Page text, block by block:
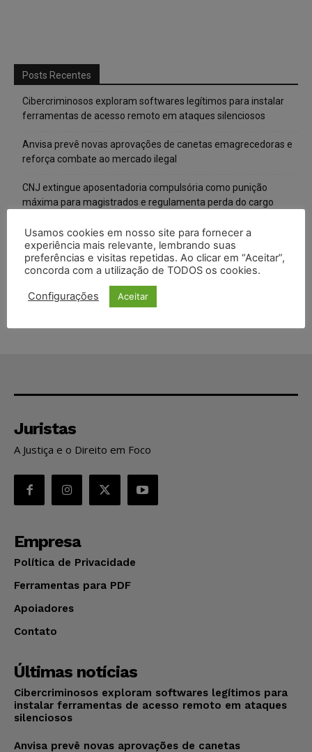
Posts Recentes
Cibercriminosos exploram softwares legítimos para instalar
ferramentas de acesso remoto em ataques silenciosos
Anvisa prevê novas aprovações de canetas emagrecedoras e
reforça combate ao mercado ilegal
CNJ extingue aposentadoria compulsória como punição
máxima para magistrados e regulamenta perda do cargo
Justiça de SP rejeita ação da família de Alexandre de Moraes
contra senador Alessandro Vieira
Conselho Nacional de Justiça determina afastamento da juíza
Gabriela Hardt por dois anos
Juristas
A Justiça e o Direito em Foco
Empresa
Política de Privacidade
Ferramentas para PDF
Apoiadores
Contato
Últimas notícias
Cibercriminosos exploram softwares legítimos para
instalar ferramentas de acesso remoto em ataques
silenciosos
Anvisa prevê novas aprovações de canetas
Usamos cookies em nosso site para fornecer a
experiência mais relevante, lembrando suas
preferências e visitas repetidas. Ao clicar em “Aceitar”,
concorda com a utilização de TODOS os cookies.
Configurações Aceitar